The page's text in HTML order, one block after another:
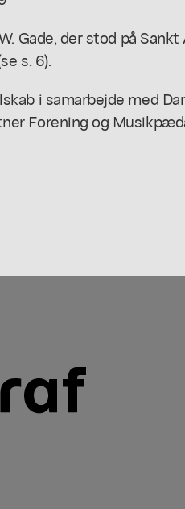
Gade, der stod på
s. 6).
i samarbejde med
Forening og